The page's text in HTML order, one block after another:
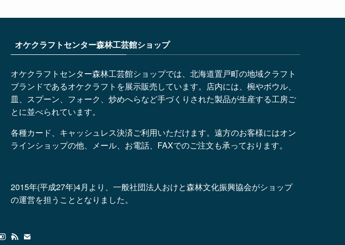
オケクラフトセンター森林工芸館ショップ
オケクラフトセンター森林工芸館ショップでは、北海道置戸町の地域クラフト
ブランドであるオケクラフトを展示販売しています。店内には、椀やボウル、
皿、スプーン、フォーク、炒めへらなど手づくりされた製品が生産する工房ご
とに並べられています。
各種カード、キャッシュレス決済ご利用いただけます。遠方のお客様にはオン
ラインショップの他、メール、お電話、FAXでのご注文も承っております。
2015年(平成27年)4月より、一般社団法人おけと森林文化振興協会がショップ
の運営を担うこととなりました。